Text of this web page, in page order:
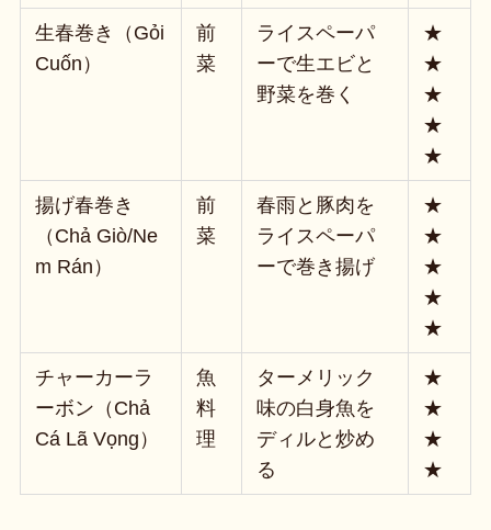
生春巻き（Gỏi
Cuốn）
前
菜
ライスペーパ
ーで生エビと
野菜を巻く
★
★
★
★
★
揚げ春巻き
（Chả Giò/Ne
m Rán）
前
菜
春雨と豚肉を
ライスペーパ
ーで巻き揚げ
★
★
★
★
★
チャーカーラ
ーボン（Chả
Cá Lã Vọng）
魚
料
理
ターメリック
味の白身魚を
ディルと炒め
る
★
★
★
★